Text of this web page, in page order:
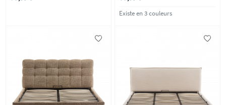
Existe en 3 couleurs